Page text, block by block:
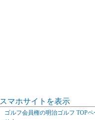
スマホサイトを表示
ゴルフ会員権の明治ゴルフ TOPペ